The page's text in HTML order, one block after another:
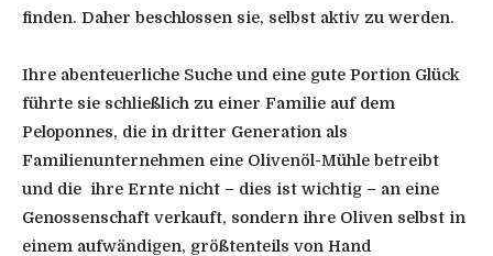
finden. Daher beschlossen sie, selbst aktiv zu werden.
Ihre abenteuerliche Suche und eine gute Portion Glück
führte sie schließlich zu einer Familie auf dem
Peloponnes, die in dritter Generation als
Familienunternehmen eine Olivenöl-Mühle betreibt
und die ihre Ernte nicht – dies ist wichtig – an eine
Genossenschaft verkauft, sondern ihre Oliven selbst in
einem aufwändigen, größtenteils von Hand